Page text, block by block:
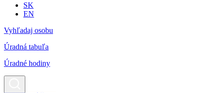
SK
EN
Vyhľadaj osobu
Úradná tabuľa
Úradné hodiny